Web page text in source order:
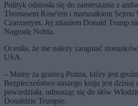
Polityk odniosła się do zamieszania z
Thomasem Rose'em i marszałkiem Sejmu
Czarzastym. Jej zdaniem Donald Trump
Nagrodę Nobla.
Oceniła, że nie należy zaogniać
USA.
– Mamy za granicą Putina, który jest
Bezpieczeństwo naszego kraju jest dzisiaj
powiedziała, odnosząc się do słów
Donaldzie Trumpie.